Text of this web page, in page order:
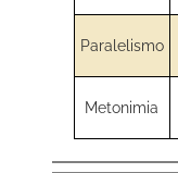
Paralelismo
Metonimia